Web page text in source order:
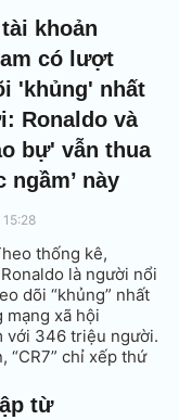
khoản
có lượt
'khủng' nhất
Ronaldo và
bự' vẫn thua
ngầm’ này
thống kê,
là người nổi
dõi “khủng” nhất
mạng xã hội
với 346 triệu người.
“CR7” chỉ xếp thứ
từ